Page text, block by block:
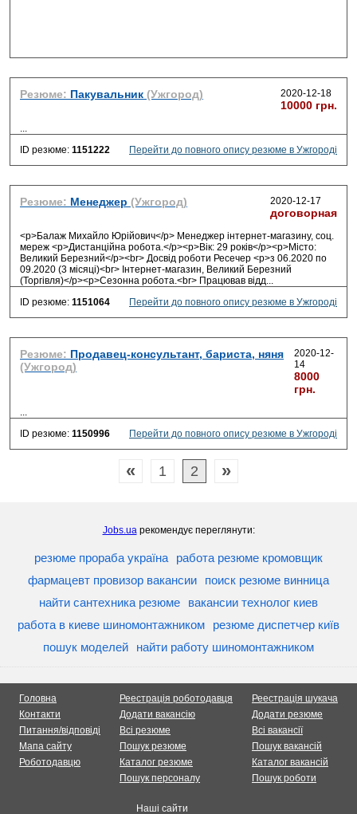
Резюме: Пакувальник (Ужгород) 2020-12-18
10000 грн.
...
ID резюме: 1151222 Перейти до повного опису резюме в Ужгороді
Резюме: Менеджер (Ужгород) 2020-12-17
договорная
<p>Балаж Михайло Юрійович</p> Менеджер інтернет-магазину, соц.
мереж <p>Дистанційна робота.</p><p>Вік: 29 років</p><p>Місто:
Великий Березний</p><br> Досвід роботи Ресечер <p>з 06.2020 по
09.2020 (3 місяці)<br> Інтернет-магазин, Великий Березний
(Торгівля)</p><p>Сезонна робота.<br> Працював відд...
ID резюме: 1151064 Перейти до повного опису резюме в Ужгороді
Резюме: Продавец-консультант, бариста, няня
(Ужгород)
2020-12-
14
8000
грн.
...
ID резюме: 1150996 Перейти до повного опису резюме в Ужгороді
« 1 2 »
Jobs.uaрекомендує переглянути:
резюме прораба україна
работа резюме кромовщик
фармацевт провизор вакансии
поиск резюме винница
найти сантехника резюме
вакансии технолог киев
работа в киеве шиномонтажником
резюме диспетчер київ
пошук моделей
найти работу шиномонтажником
Головна
Контакти
Питання/відповіді
Мапа сайту
Роботодавцю
Реестрація роботодавця
Додати вакансію
Всі резюме
Пошук резюме
Каталог резюме
Пошук персоналу
Реестрація шукача
Додати резюме
Всі вакансії
Пошук вакансій
Каталог вакансій
Пошук роботи
Наші сайти